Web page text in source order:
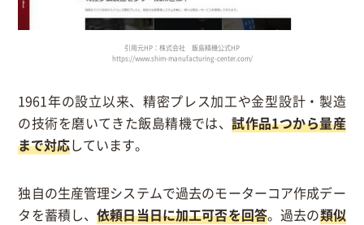
引用元HP：株式会社 飯島精機公式HP
https://www.shim-manufacturing-center.com/
1961年の設立以来、精密プレス加工や金型設計・製造
の技術を磨いてきた飯島精機では、試作品1つから量産
まで対応しています。
独自の生産管理システムで過去のモーターコア作成デー
タを蓄積し、依頼日当日に加工可否を回答。過去の類似